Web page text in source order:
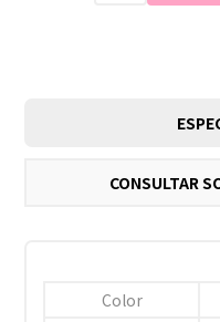
CONSULTAR
Color